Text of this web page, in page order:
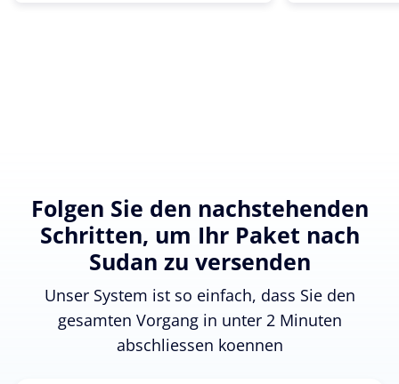
Folgen Sie den nachstehenden
Schritten, um Ihr Paket nach
Sudan zu versenden
Unser System ist so einfach, dass Sie den
gesamten Vorgang in unter 2 Minuten
abschliessen koennen